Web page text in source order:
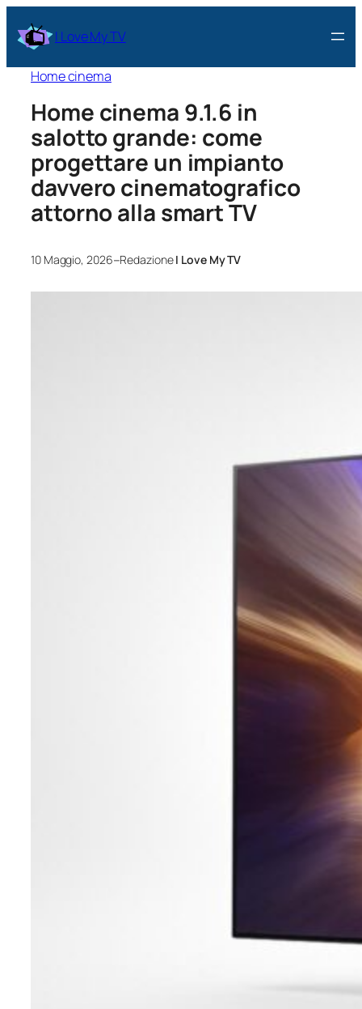
I Love My TV
Home cinema
Home cinema 9.1.6 in
salotto grande: come
progettare un impianto
davvero cinematografico
attorno alla smart TV
10 Maggio, 2026–RedazioneI Love My TV